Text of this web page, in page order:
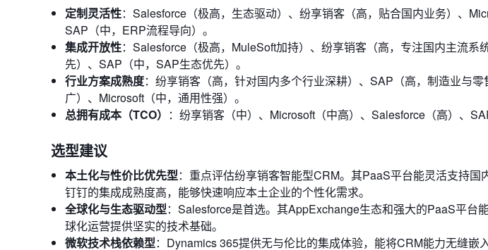
定制灵活性：Salesforce（极高，生态驱动）、纷享销客（高，贴合国内业务）、
SAP（中，ERP流程导向）。
集成开放性：Salesforce（极高，MuleSoft加持）、纷享销客（高，专注国内主流系
先）、SAP（中，SAP生态优先）。
行业方案成熟度：纷享销客（高，针对国内多个行业深耕）、SAP（高，制造业与
广）、Microsoft（中，通用性强）。
总拥有成本（TCO） ：纷享销客（中）、Microsoft（中高）、Salesforce（高）、
选型建议
本土化与性价比优先型：重点评估纷享销客智能型CRM。其PaaS平台能灵活支持国
钉钉的集成成熟度高，能够快速响应本土企业的个性化需求。
全球化与生态驱动型：Salesforce是首选。其AppExchange生态和强大的PaaS平台
球化运营提供坚实的技术基础。
微软技术栈依赖型：Dynamics 365提供无与伦比的集成体验，能将CRM能力无缝嵌